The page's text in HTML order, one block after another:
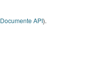
Documente API).